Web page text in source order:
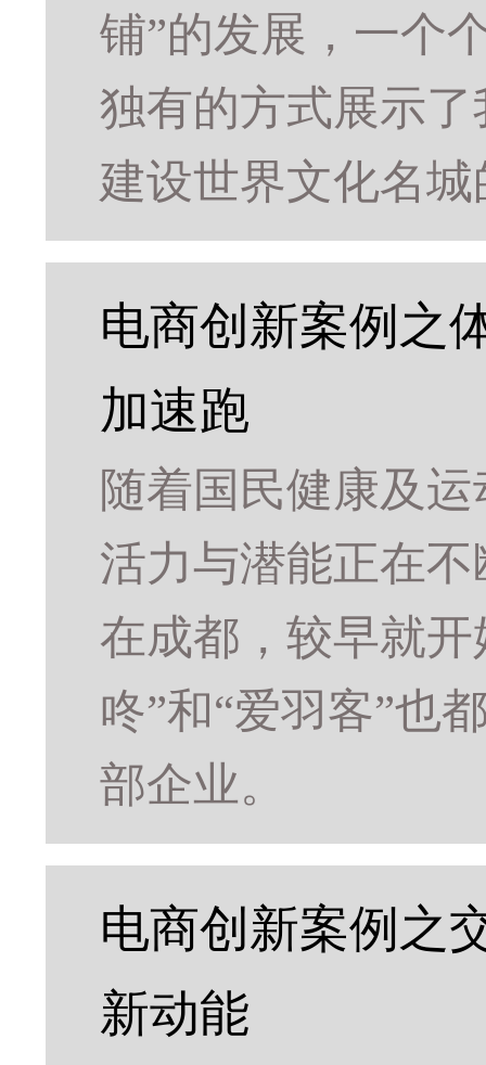
铺”的发展，一个
独有的方式展示
建设世界文化名
电商创新案例之
加速跑
随着国民健康及
活力与潜能正在
在成都，较早就
咚”和“爱羽客”也
部企业。
电商创新案例之
新动能